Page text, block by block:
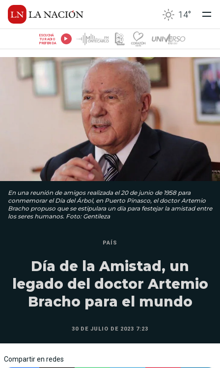
14°
ESCUCHÁ
TU RADIO
PREFERIDA
En una reunión de amigos realizada el 20 de junio de 1958 para
conmemorar el Día del Árbol, en Puerto Pinasco, el doctor Artemio
Bracho propuso que se estipulara un día para festejar la amistad entre
los seres humanos. Foto: Gentileza
PAÍS
Día de la Amistad, un
legado del doctor Artemio
Bracho para el mundo
30 DE JULIO DE 2023 7:23
Compartir en redes